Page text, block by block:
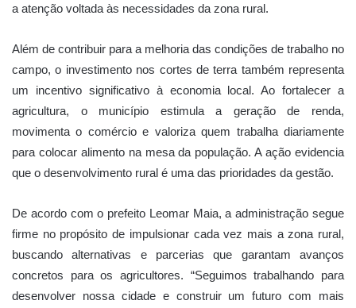
a atenção voltada às necessidades da zona rural.
Além de contribuir para a melhoria das condições de trabalho no
campo, o investimento nos cortes de terra também representa
um incentivo significativo à economia local. Ao fortalecer a
agricultura, o município estimula a geração de renda,
movimenta o comércio e valoriza quem trabalha diariamente
para colocar alimento na mesa da população. A ação evidencia
que o desenvolvimento rural é uma das prioridades da gestão.
De acordo com o prefeito Leomar Maia, a administração segue
firme no propósito de impulsionar cada vez mais a zona rural,
buscando alternativas e parcerias que garantam avanços
concretos para os agricultores. “Seguimos trabalhando para
desenvolver nossa cidade e construir um futuro com mais